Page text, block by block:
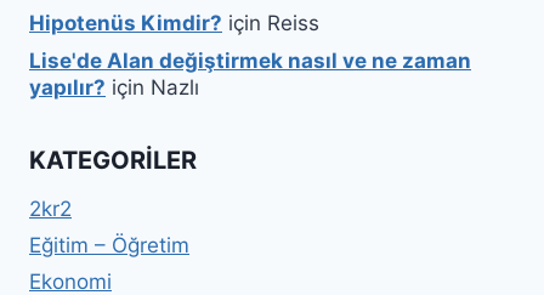
Hipotenüs Kimdir? için Reiss
Lise'de Alan değiştirmek nasıl ve ne zaman
yapılır? için Nazlı
KATEGORILER
2kr2
Eğitim – Öğretim
Ekonomi